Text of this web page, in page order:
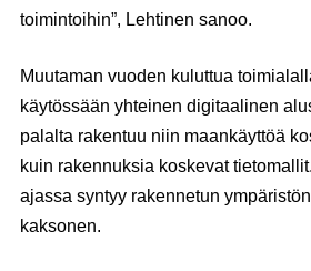
toimintoihin”, Lehtinen sanoo.
Muutaman vuoden kuluttua
käytössään yhteinen digitaalinen
palalta rakentuu niin maankäyttöä
kuin rakennuksia koskevat
ajassa syntyy rakennetun
kaksonen.